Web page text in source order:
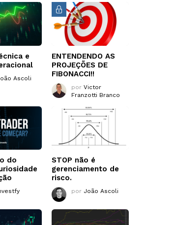
e
Ascoli
ENTENDENDO AS
PROJEÇÕES DE
FIBONACCI!!
por Victor
Franzotti Branco
do
STOP não é
gerenciamento de
risco.
por João Ascoli